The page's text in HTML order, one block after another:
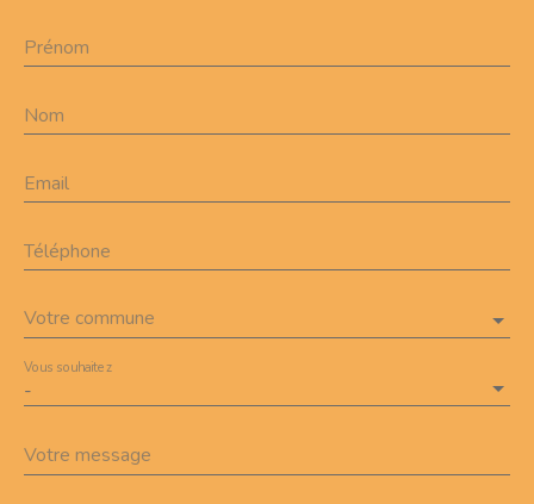
Prénom
Nom
Email
Téléphone
Votre commune
-
Vous souhaitez
Votre message